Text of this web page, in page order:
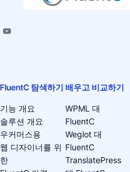
FluentC 탐색하기
기능 개요
솔루션 개요
우커머스용
웹 디자이너를 위
한
배우고 비교하기
WPML 대
FluentC
Weglot 대
FluentC
TranslatePress